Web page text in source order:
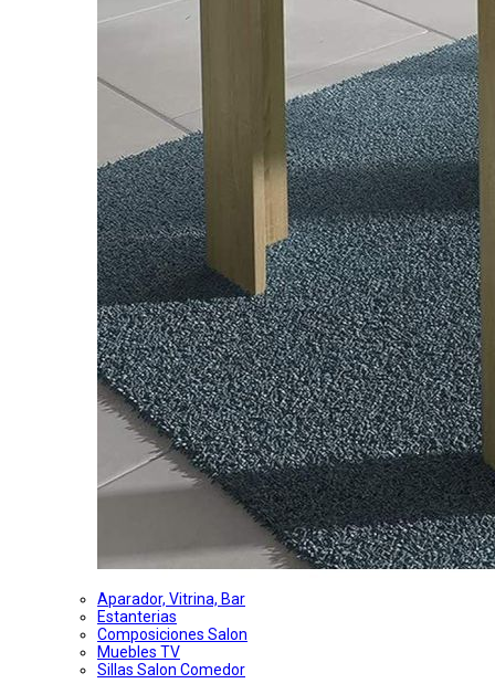
Aparador, Vitrina, Bar
Estanterias
Composiciones Salon
Muebles TV
Sillas Salon Comedor